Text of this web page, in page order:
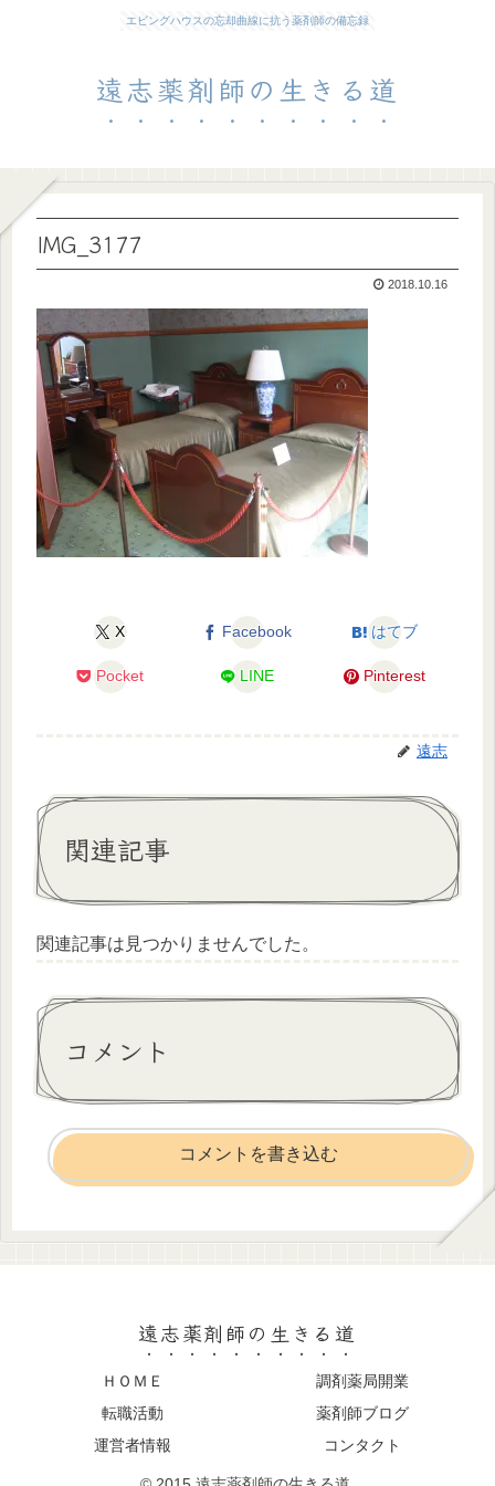
エビングハウスの忘却曲線に抗う薬剤師の備忘録
遠志薬剤師の生きる道
IMG_3177
2018.10.16
X Facebook はてブ
Pocket LINE Pinterest
遠志
関連記事
関連記事は見つかりませんでした。
コメント
コメントを書き込む
遠志薬剤師の生きる道
ＨＯＭＥ
調剤薬局開業
転職活動
薬剤師ブログ
運営者情報
コンタクト